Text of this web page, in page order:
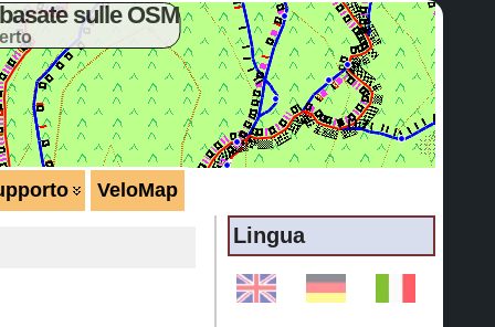
sulle OSM
VeloMap
Lingua